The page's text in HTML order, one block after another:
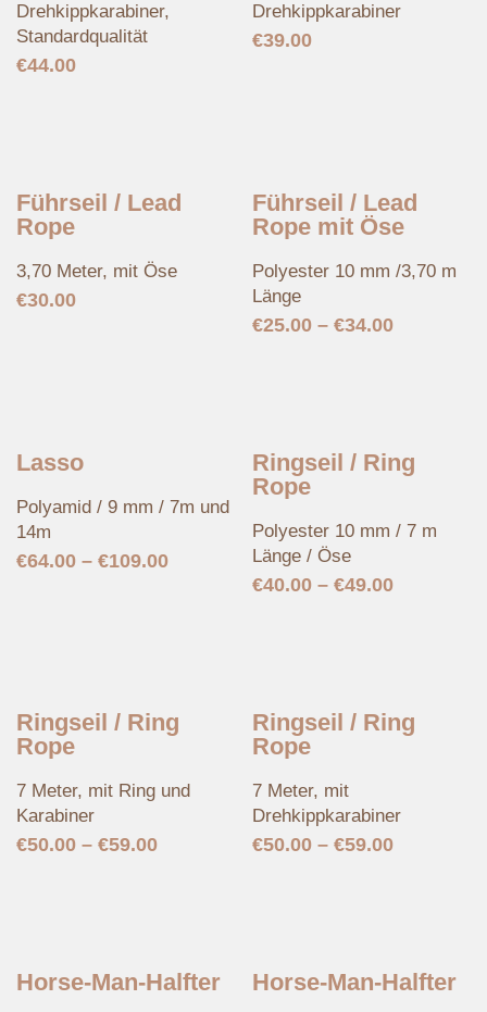
Drehkippkarabiner,
Standardqualität
€44.00
Drehkippkarabiner
€39.00
Führseil / Lead
Rope
3,70 Meter, mit Öse
€30.00
Führseil / Lead
Rope mit Öse
Polyester 10 mm /3,70 m
Länge
€25.00– €34.00
Lasso
Polyamid / 9 mm / 7m und
14m
€64.00 – €109.00
Ringseil / Ring
Rope
Polyester 10 mm / 7 m
Länge / Öse
€40.00– €49.00
Ringseil / Ring
Rope
7 Meter, mit Ring und
Karabiner
€50.00 – €59.00
Ringseil / Ring
Rope
7 Meter, mit
Drehkippkarabiner
€50.00– €59.00
Horse-Man-Halfter Horse-Man-Halfter